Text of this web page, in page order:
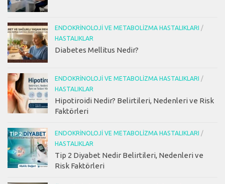
ENDOKRINOLOJI VE METABOLIZMA HASTALIKLARI
/
HASTALIKLAR
Diabetes Mellitus Nedir?
ENDOKRINOLOJI VE METABOLIZMA HASTALIKLARI
/
HASTALIKLAR
Hipotiroidi Nedir? Belirtileri, Nedenleri ve Risk
Faktörleri
ENDOKRINOLOJI VE METABOLIZMA HASTALIKLARI
/
HASTALIKLAR
Tip 2 Diyabet Nedir Belirtileri, Nedenleri ve
Risk Faktörleri